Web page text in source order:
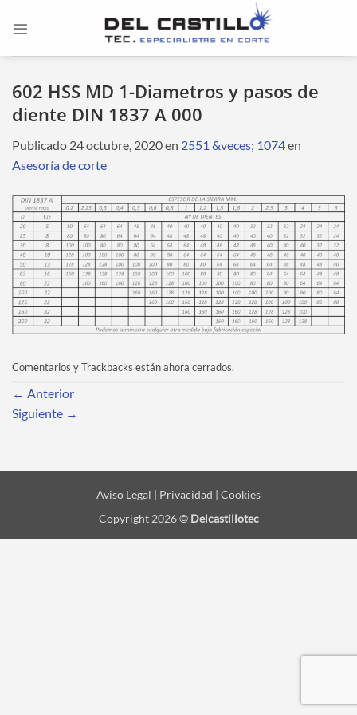
602 HSS MD 1-Diametros y pasos de
diente DIN 1837 A 000
Publicado 24 octubre, 2020en 2551 &veces; 1074en
Asesoría de corte
Comentarios y Trackbacks están ahora cerrados.
← Anterior
Siguiente →
Aviso Legal | Privacidad | Cookies
Copyright 2026 © Delcastillotec